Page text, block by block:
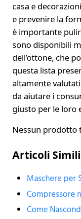
casa e
e prevenire la
è importante
sono disponibili
dell’ottone, che
questa lista
altamente
da aiutare i
giusto per le loro
Nessun prodotto
Articoli Simili
Maschere per
Compressore
Come